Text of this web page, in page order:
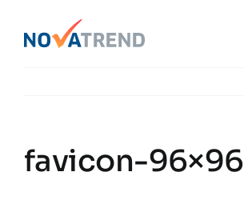
Inhalt
springen
favicon-96×96